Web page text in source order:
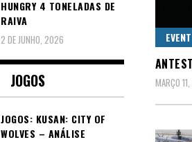
MARÇO
HUNGRY 4 TONELADAS DE
RAIVA
2 DE JUNHO, 2026
JOGOS
JOGOS: KUSAN: CITY OF
WOLVES – ANÁLISE